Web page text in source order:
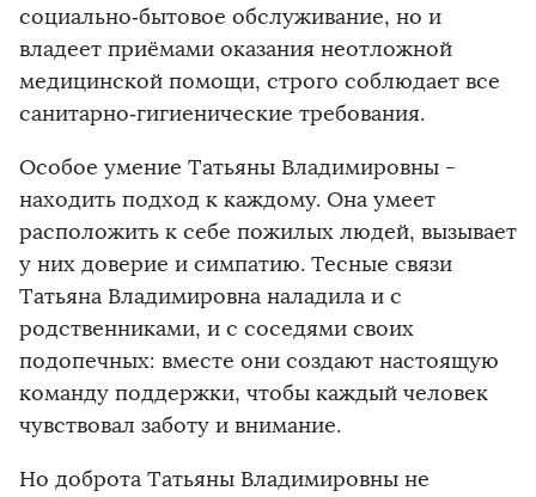
социально‑бытовое обслуживание, но и
владеет приёмами оказания неотложной
медицинской помощи, строго соблюдает все
санитарно‑гигиенические требования.
Особое умение Татьяны Владимировны -
находить подход к каждому. Она умеет
расположить к себе пожилых людей, вызывает
у них доверие и симпатию. Тесные связи
Татьяна Владимировна наладила и с
родственниками, и с соседями своих
подопечных: вместе они создают настоящую
команду поддержки, чтобы каждый человек
чувствовал заботу и внимание.
Но доброта Татьяны Владимировны не